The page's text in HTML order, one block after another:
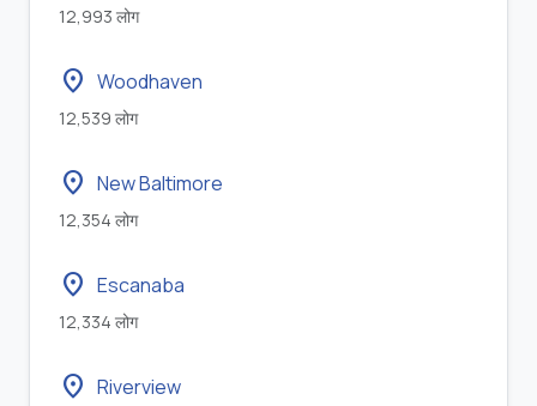
12,993 लोग
location_on Woodhaven
12,539 लोग
location_on New Baltimore
12,354 लोग
location_on Escanaba
12,334 लोग
location_on Riverview